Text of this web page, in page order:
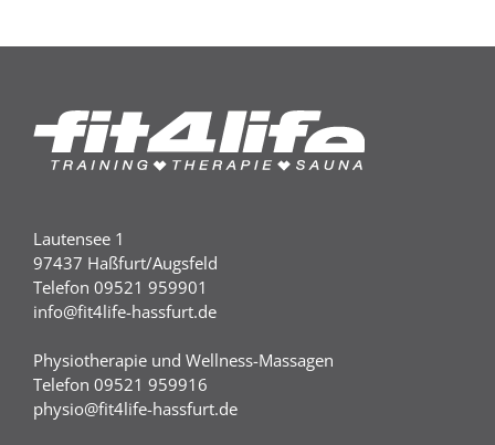
Lautensee 1
97437 Haßfurt/Augsfeld
Telefon 09521 959901
info@fit4life-hassfurt.de
Physiotherapie und Wellness-Massagen
Telefon 09521 959916
physio@fit4life-hassfurt.de